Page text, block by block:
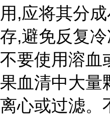
用,应将其分
存,避免反复
不要使用溶血
果血清中大量
离心或过滤